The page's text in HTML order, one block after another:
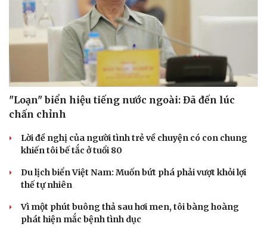
Văn hóa
Sân khấu - Điện ảnh
Âm nhạc
Di sản
Giải trí
Sao Việt
"Loạn" biển hiệu tiếng nước ngoài: Đã đến lúc
chấn chỉnh
Lời đề nghị của người tình trẻ về chuyện có con chung
khiến tôi bế tắc ở tuổi 80
Du lịch biển Việt Nam: Muốn bứt phá phải vượt khỏi lợi
thế tự nhiên
Vì một phút buông thả sau hơi men, tôi bàng hoàng
phát hiện mắc bệnh tình dục